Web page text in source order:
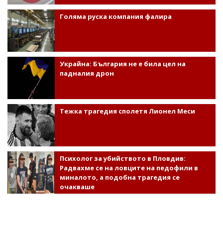
Голяма руска компания фалира
Украйна: България не е била цел на
падналия дрон
Тежка трагедия сполетя Лионел Меси
Психолог за убийството в Пловдив:
Радвахме се на ловците на педофили в
миналото, а подобна трагедия се
очакваше